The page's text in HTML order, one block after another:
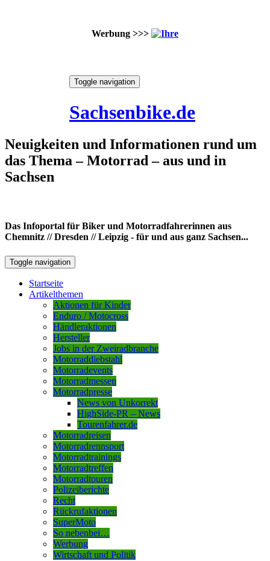
Werbung >>>
Toggle navigation
Sachsenbike.de
Neuigkeiten und Informationen rund um
das Thema – Motorrad – aus und in
Sachsen
Das Infoportal für Biker und Motorradfahrerinnen aus
Chemnitz // Dresden // Leipzig - für und aus ganz Sachsen...
Toggle navigation
Startseite
Artikelthemen
Aktionen für Kinder
Enduro / Motocross
Händleraktionen
Hersteller
Jobs in der Zweiradbranche
Motorraddiebstahl
Motorradevents
Motorradmessen
Motorradpresse
News von Unkorrekt
HighSide-PR – News
Tourenfahrer.de
Motorradreisen
Motorradrennsport
Motorradtrainings
Motorradtreffen
Motorradtouren
Polizeiberichte
Recht
Rückrufaktionen
SuperMoto
So nebenbei…
Werbung
Wirtschaft und Politik